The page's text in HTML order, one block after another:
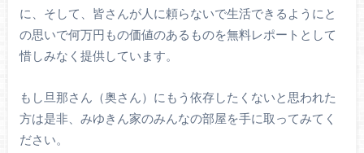
に、そして、皆さんが人に頼らないで生活できるようにと
の思いで何万円もの価値のあるものを無料レポートとして
惜しみなく提供しています。
もし旦那さん（奥さん）にもう依存したくないと思われた
方は是非、みゆきん家のみんなの部屋を手に取ってみてく
ださい。